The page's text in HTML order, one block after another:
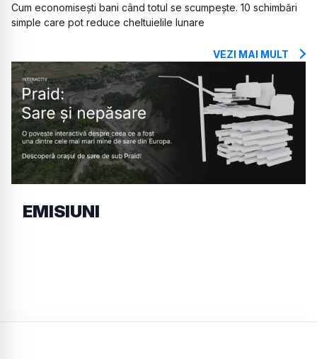
Cum economisești bani când totul se scumpește. 10 schimbări
simple care pot reduce cheltuielile lunare
VEZI MAI MULT
EMISIUNI